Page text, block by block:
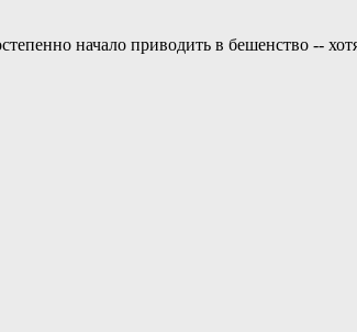
начало приводить в бешенство --